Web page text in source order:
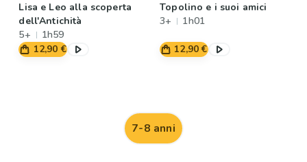
Lisa e Leo alla scoperta
dell'Antichità
5+
1h59
12,90 €
Topolino e i suoi amici
3+
1h01
12,90 €
7-8 anni